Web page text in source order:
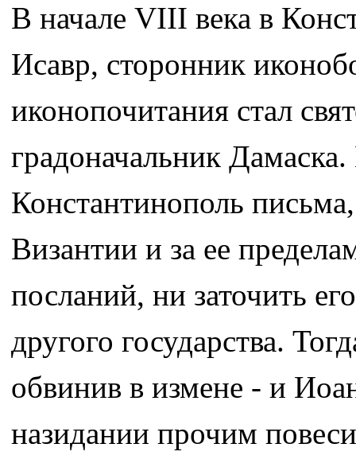
В начале VIII века в
Исавр, сторонник
иконопочитания стал
градоначальник
Константинополь
Византии и за ее
посланий, ни заточить
другого государства.
обвинив в измене - и
назидании прочим